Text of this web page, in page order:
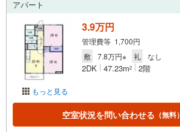
アパート
もっと見る
3.9万円
管理費等 1,700円
敷
7.8万円※ 礼 なし
2DK 47.23m2 2階
空室状況を問い合わせる （無料）